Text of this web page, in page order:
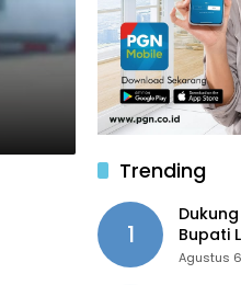
Trending
1
Bupati
Padi
Agustus